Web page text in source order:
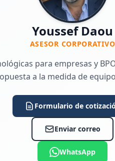
Youssef Daou
ASESOR CORPORATIVO
para empresas y
a la medida de
Formulario de
Enviar correo
WhatsApp